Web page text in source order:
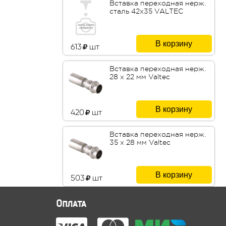
Вставка переходная нерж.
сталь 42х35 VALTEC
613 шт В корзину
Вставка переходная нерж.
28 х 22 мм Valtec
420 шт В корзину
Вставка переходная нерж.
35 х 28 мм Valtec
503 шт В корзину
Оплата